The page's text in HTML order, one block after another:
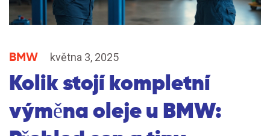
BMW května 3, 2025
Kolik stojí kompletní
výměna oleje u BMW: